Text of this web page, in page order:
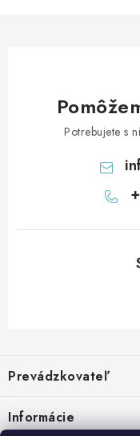
Potrebujete s
p
ä
t
Prevádzkovateľ
Malinová 49
Informácie